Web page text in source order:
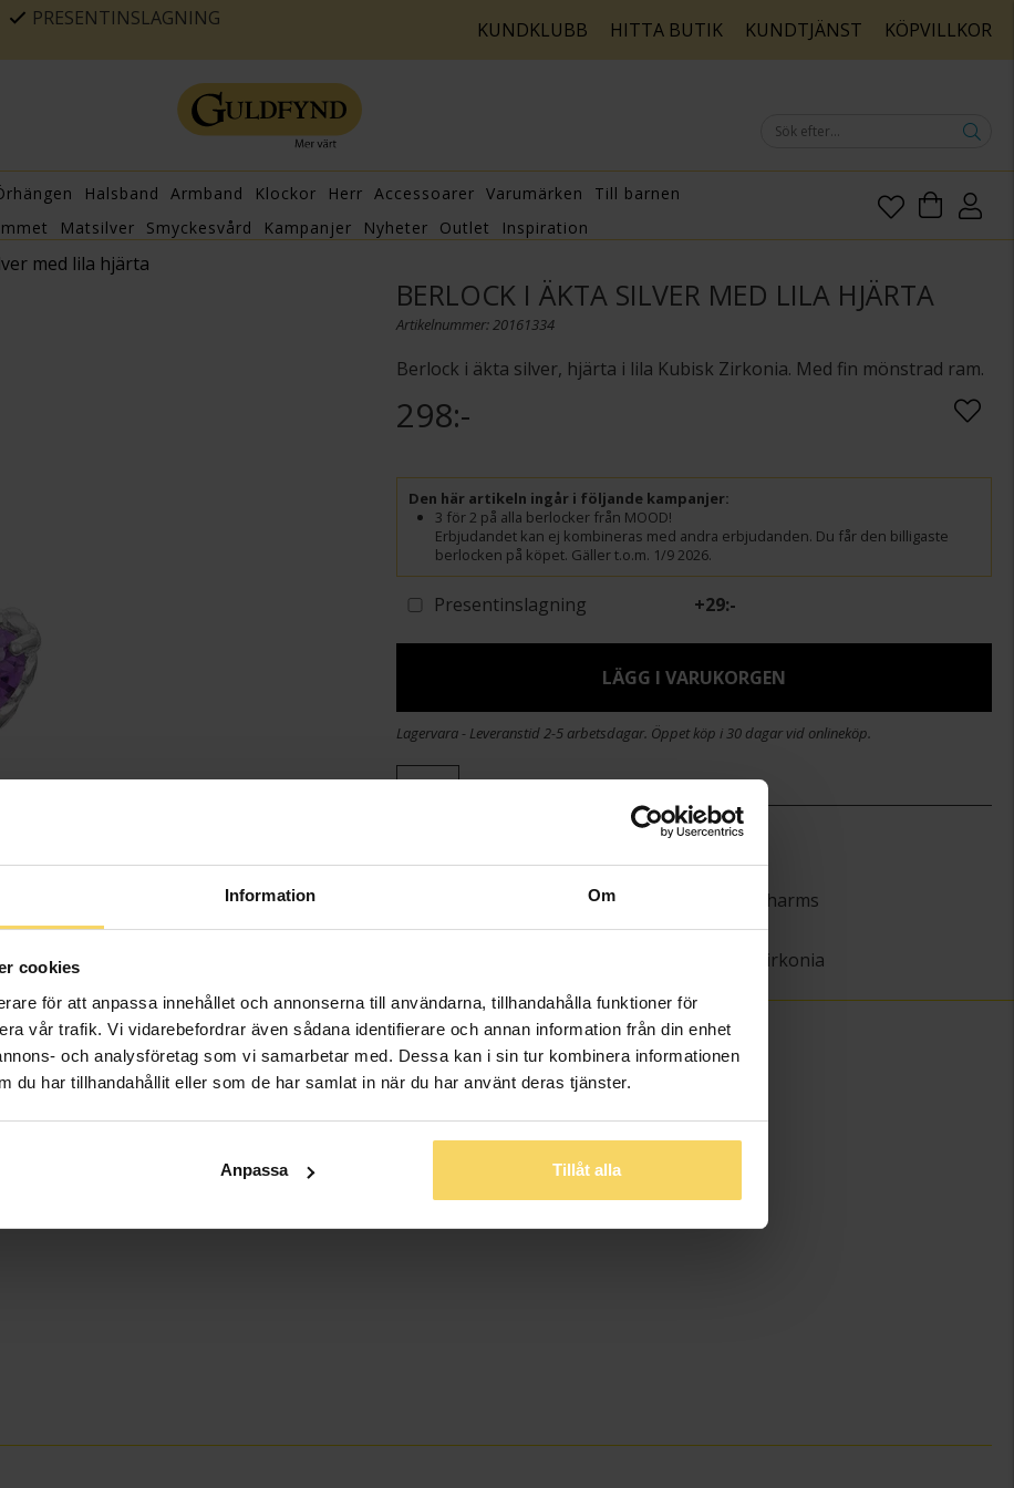
Information Om
cookies
för att anpassa innehållet och annonserna till användarna, tillhandahålla funktioner för
vår trafik. Vi vidarebefordrar även sådana identifierare och annan information från din enhet
och analysföretag som vi samarbetar med. Dessa kan i sin tur kombinera informationen
du har tillhandahållit eller som de har samlat in när du har använt deras tjänster.
Anpassa Tillåt alla
PRESENTINSLAGNING KUNDKLUBB HITTA BUTIK KUNDTJÄNST KÖPVILLKOR
Halsband Armband Klockor Herr Accessoarer Varumärken
Till barnen
Matsilver Smyckesvård Kampanjer Nyheter Outlet Inspiration
med lila hjärta
BERLOCK I ÄKTA SILVER MED LILA HJÄRTA
Artikelnummer: 20161334
Berlock i äkta silver, hjärta i lila Kubisk Zirkonia. Med fin mönstrad ram.
298:-
Den här artikeln ingår i följande kampanjer:
3 för 2 på alla berlocker från MOOD!
Erbjudandet kan ej kombineras med andra erbjudanden. Du får den billigaste
berlocken på köpet. Gäller t.o.m. 1/9 2026.
Presentinslagning +29:-
LÄGG I VARUKORGEN
Lagervara - Leveranstid 2-5 arbetsdagar. Öppet köp i 30 dagar vid onlineköp.
Info
9
Höjd ca (mm)
23,4
MOOD Charms
Material
Silver
Kubisk Zirkonia